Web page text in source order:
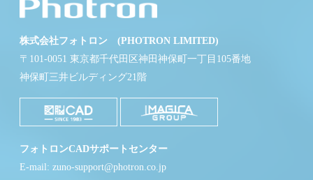
株式会社フォトロン (PHOTRON LIMITED)
〒101-0051 東京都千代田区神田神保町一丁目105番地
神保町三井ビルディング21階
フォトロンCADサポートセンター
E-mail: zuno-support@photron.co.jp